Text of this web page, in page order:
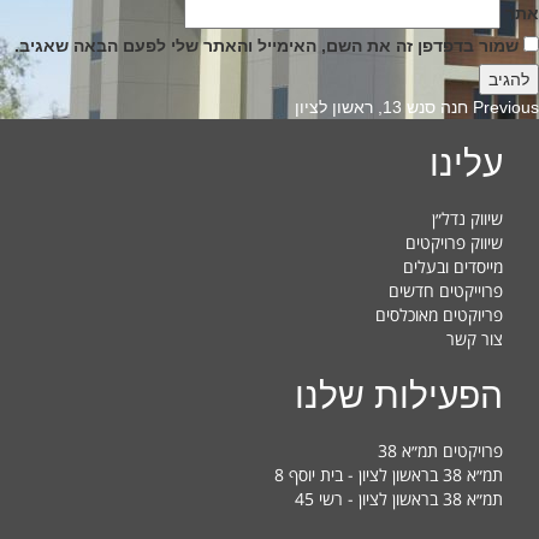
אתר
שמור בדפדפן זה את השם, האימייל והאתר שלי לפעם הבאה שאגיב.
Previous
Previous
חנה סנש 13, ראשון לציון
עלינו
שיווק נדל״ן
שיווק פרויקטים
מייסדים ובעלים
פרוייקטים חדשים
פריוקטים מאוכלסים
צור קשר
הפעילות שלנו
פרויקטים תמ״א 38
תמ״א 38 בראשון לציון - בית יוסף 8
תמ״א 38 בראשון לציון - רשי 45